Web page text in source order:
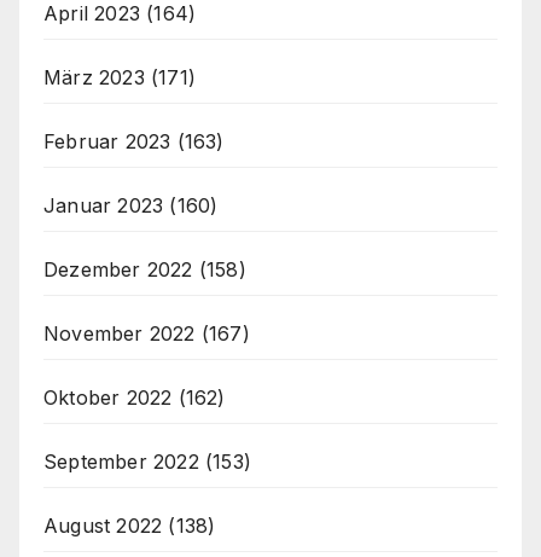
April 2023 (164)
März 2023 (171)
Februar 2023 (163)
Januar 2023 (160)
Dezember 2022 (158)
November 2022 (167)
Oktober 2022 (162)
September 2022 (153)
August 2022 (138)